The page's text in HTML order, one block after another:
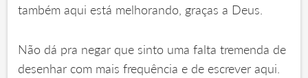
também aqui está melhorando, graças a Deus.
Não dá pra negar que sinto uma falta tremenda de
desenhar com mais frequência e de escrever aqui.